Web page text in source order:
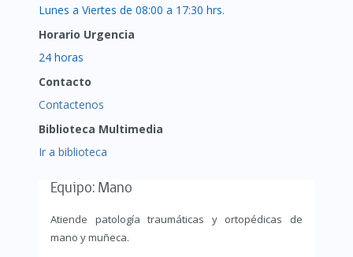
Lunes a Viertes de 08:00 a 17:30 hrs.
Horario Urgencia
24 horas
Contacto
Contactenos
Biblioteca Multimedia
Ir a biblioteca
Equipo: Mano
Atiende patología traumáticas y ortopédicas de
mano y muñeca.